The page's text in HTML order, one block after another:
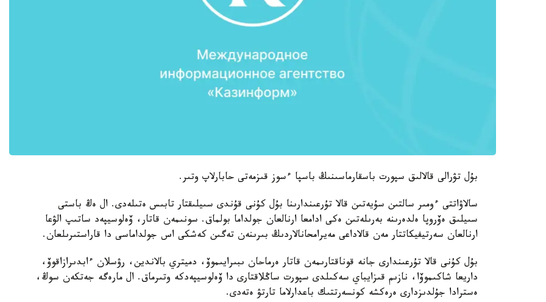
بۇل تۋرالى قالالىق سپورت باسقارماسىنىڭ باسپا ءسوز قىزمەتى حابارلاپ وتىر.
سالاۋاتتى ءومىر سالتىن سۇيەتىن قالا تۇرعىندارىنا بۇل كۇنى قۇندى سىيلىقتار تابىس ەتىلەدى. ال ەڭ باستى
سىيلىق ەۆروپا ەلدەرىنە بەرىلەتىن ەكى ادامعا ارنالعان جولداما بولماق. سونىمەن قاتار، ۆەلوسيپەد ساتىپ الۋعا
ارنالعان سەرتيفيكاتتار مەن قالاداعى مەيرامحانالاردىڭ بىرىنەن تەگىن كەشكى اس جولداماسى دا قاراستىرىلعان.
بۇل كۇنى قالا تۇرعىندارى جانە قوناقتارىمەن قاتار ەرماحان ىبىرايىموۆ، دميتري بالاندين، رۋسلان ءابدىرازاقوۆ،
داريعا شاكىموۆا، نازىم قىزايباي سەكىلدى سپورت ساڭلاقتارى دا ۆەلوسيپەدكە وتىرماق. ال مارەگە جەتكەن سوڭ،
ەسترادا جۇلدىزدارى ەرەكشە كونسەرتتىك باعدارلاما تارتۋ ەتەدى.